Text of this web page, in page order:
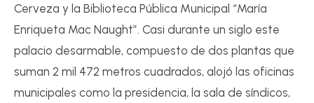
Cerveza y la Biblioteca Pública Municipal “María
Enriqueta Mac Naught”. Casi durante un siglo este
palacio desarmable, compuesto de dos plantas que
suman 2 mil 472 metros cuadrados, alojó las oficinas
municipales como la presidencia, la sala de síndicos,